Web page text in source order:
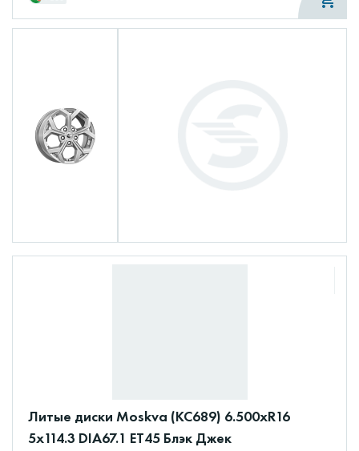
Литые диски Moskva (КС689) 6.500xR16
5x114.3 DIA67.1 ET45 Блэк Джек